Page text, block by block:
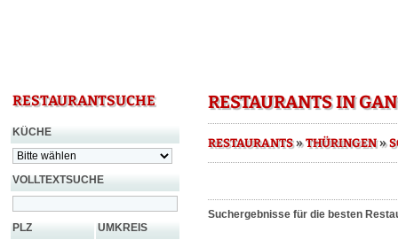
RESTAURANTSUCHE
KÜCHE
VOLLTEXTSUCHE
PLZ UMKREIS
RESTAURANTS IN
RESTAURANTS»THÜRINGEN»
Suchergebnisse für die besten